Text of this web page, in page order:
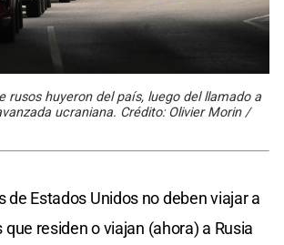
rusos huyeron del país, luego del llamado a
ucraniana. Crédito: Olivier Morin /
de Estados Unidos no deben viajar a
que residen o viajan (ahora) a Rusia